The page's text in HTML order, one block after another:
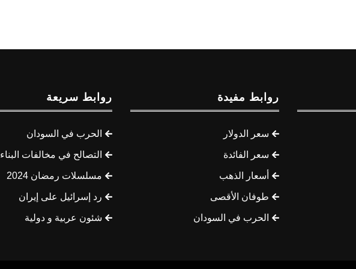
روابط مفيدة
سعر الدولار
سعر الفائدة
أسعار الذهب
طوفان الأقصى
الحرب في السودان
روابط سريعة
الحرب في السودان
التصالح في مخالفات البناء
مسلسلات رمضان 2024
رد إسرائيل على إيران
شئون عربية و دولية